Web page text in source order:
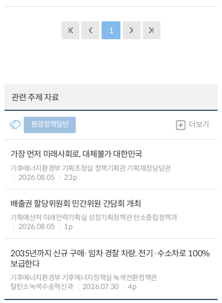
1
관련 주제 자료
환경정책일반 더보기
가장 먼저 미래사회로, 대체불가 대한민국
기후에너지환경부 기획조정실 정책기획관 기획재정담당관
2026.08.05
23p
배출권 할당위원회 민간위원 간담회 개최
기획예산처 미래전략기획실 성장기획정책관 탄소중립정책과
2026.08.05
1p
2035년까지 신규 구매·임차 경찰 차량, 전기·수소차로 100%
보급한다
기후에너지환경부 기후에너지정책실 녹색전환정책관
탈탄소녹색수송혁신과
2026.07.30 4p